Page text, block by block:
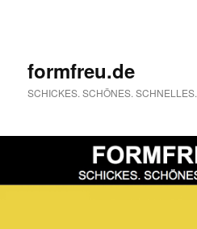
formfreu.de
SCHICKES. SCHÖNES. SCHNELLES.